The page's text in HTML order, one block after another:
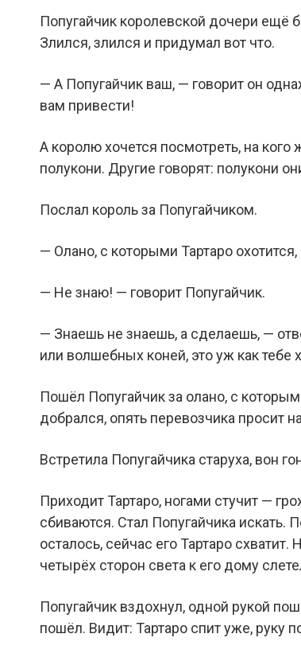
Попугайчик королевской дочери ещё
Злился, злился и придумал вот что.
— А Попугайчик ваш, — говорит он
вам привести!
А королю хочется посмотреть, на
полукони. Другие говорят: полукони
Послал король за Попугайчиком.
— Олано, с которыми Тартаро
— Не знаю! — говорит Попугайчик.
— Знаешь не знаешь, а сделаешь, —
или волшебных коней, это уж как тебе
Пошёл Попугайчик за олано, с
добрался, опять перевозчика просит
Встретила Попугайчика старуха, вон
Приходит Тартаро, ногами стучит —
сбиваются. Стал Попугайчика искать.
осталось, сейчас его Тартаро
четырёх сторон света к его дому
Попугайчик вздохнул, одной рукой
пошёл. Видит: Тартаро спит уже, руку